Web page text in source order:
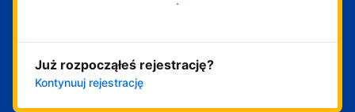
Zacznij już teraz
Już rozpocząłeś rejestrację?
Kontynuuj rejestrację